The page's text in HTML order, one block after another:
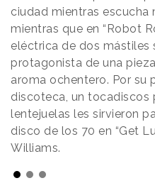
ciudad mientras escucha
mientras que en “Robot
eléctrica de dos mástiles
protagonista de una
aroma ochentero. Por su
discoteca, un tocadiscos
lentejuelas les sirvieron
disco de los 70 en “Get
Williams.